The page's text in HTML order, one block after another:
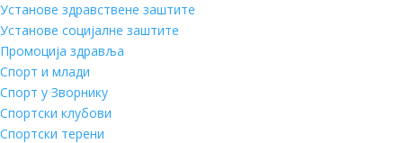
Установе здравствене заштите
Установе социјалне заштите
Промоција здравља
Спорт и млади
Спорт у Зворнику
Спортски клубови
Спортски терени